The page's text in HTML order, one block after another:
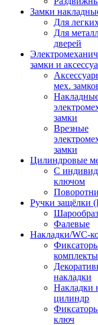
Замки
Для
Для
дверей
замки и
мех.
замки
Врезные
замки
Цилиндровые
С
ключом
Ручки защёлки
Фалевые
Накладки/WC-
комплекты
накладки
Накладки
цилиндр
ключ